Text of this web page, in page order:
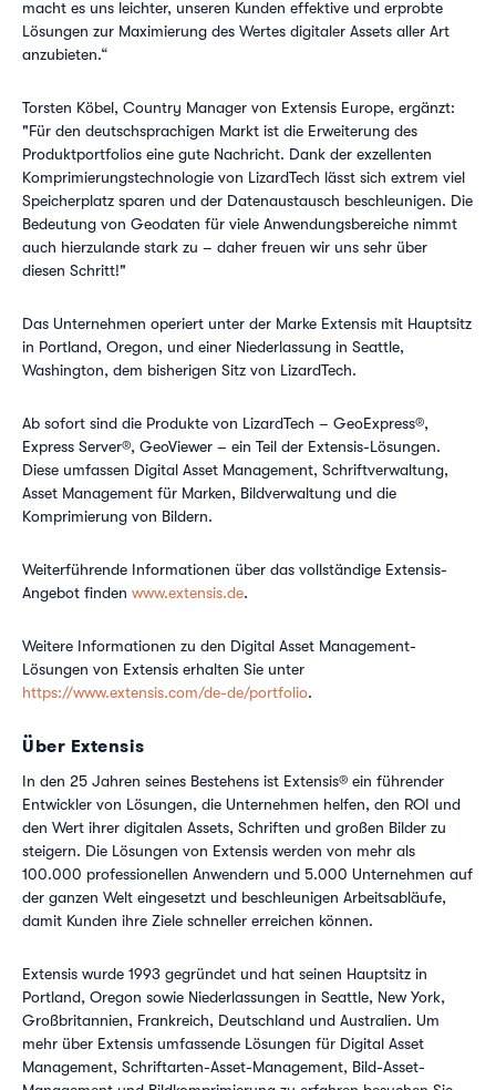
macht es uns leichter, unseren Kunden effektive und erprobte
Lösungen zur Maximierung des Wertes digitaler Assets aller Art
anzubieten.“
Torsten Köbel, Country Manager von Extensis Europe, ergänzt:
"Für den deutschsprachigen Markt ist die Erweiterung des
Produktportfolios eine gute Nachricht. Dank der exzellenten
Komprimierungstechnologie von LizardTech lässt sich extrem viel
Speicherplatz sparen und der Datenaustausch beschleunigen. Die
Bedeutung von Geodaten für viele Anwendungsbereiche nimmt
auch hierzulande stark zu – daher freuen wir uns sehr über
diesen Schritt!"
Das Unternehmen operiert unter der Marke Extensis mit Hauptsitz
in Portland, Oregon, und einer Niederlassung in Seattle,
Washington, dem bisherigen Sitz von LizardTech.
Ab sofort sind die Produkte von LizardTech – GeoExpress®,
Express Server®, GeoViewer – ein Teil der Extensis-Lösungen.
Diese umfassen Digital Asset Management, Schriftverwaltung,
Asset Management für Marken, Bildverwaltung und die
Komprimierung von Bildern.
Weiterführende Informationen über das vollständige Extensis-
Angebot finden www.extensis.de.
Weitere Informationen zu den Digital Asset Management-
Lösungen von Extensis erhalten Sie unter
https://www.extensis.com/de-de/portfolio.
Über Extensis
In den 25 Jahren seines Bestehens ist Extensis® ein führender
Entwickler von Lösungen, die Unternehmen helfen, den ROI und
den Wert ihrer digitalen Assets, Schriften und großen Bilder zu
steigern. Die Lösungen von Extensis werden von mehr als
100.000 professionellen Anwendern und 5.000 Unternehmen auf
der ganzen Welt eingesetzt und beschleunigen Arbeitsabläufe,
damit Kunden ihre Ziele schneller erreichen können.
Extensis wurde 1993 gegründet und hat seinen Hauptsitz in
Portland, Oregon sowie Niederlassungen in Seattle, New York,
Großbritannien, Frankreich, Deutschland und Australien. Um
mehr über Extensis umfassende Lösungen für Digital Asset
Management, Schriftarten-Asset-Management, Bild-Asset-